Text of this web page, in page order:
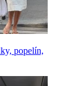
popelín,